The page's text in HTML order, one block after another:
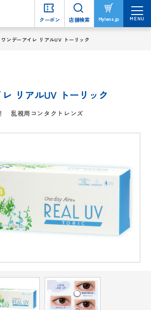
クーポン 店舗検索 Mylens.jp MENU
ワンデーアイレ リアルUV トーリック
リアルUV トーリック
乱視用コンタクトレンズ
クーポン 店舗検索 Mylens.jp MENU